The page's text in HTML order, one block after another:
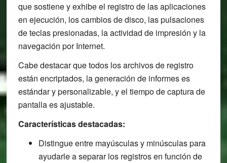
que sostiene y exhibe el registro de las aplicaciones
en ejecución, los cambios de disco, las pulsaciones
de teclas presionadas, la actividad de impresión y la
navegación por Internet.
Cabe destacar que todos los archivos de registro
están encriptados, la generación de informes es
estándar y personalizable, y el tiempo de captura de
pantalla es ajustable.
Características destacadas:
Distingue entre mayúsculas y minúsculas para
ayudarle a separar los registros en función de